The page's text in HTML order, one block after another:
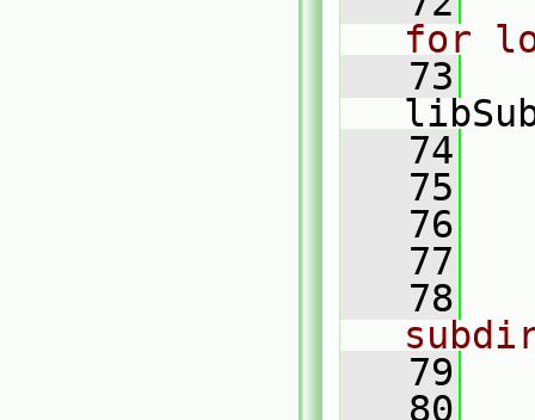
for
   73
   74
   75
   76
   77
   78
   79
   80